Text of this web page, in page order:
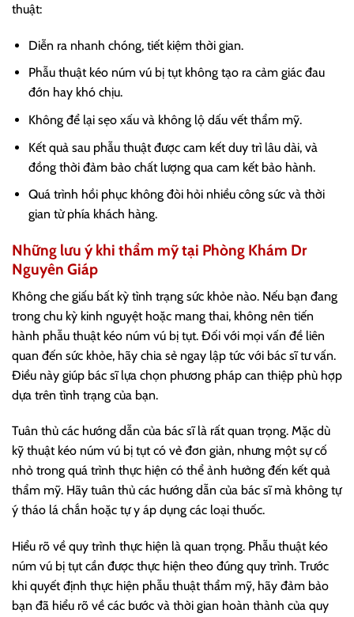
thuật:
Diễn ra nhanh chóng, tiết kiệm thời gian.
Phẫu thuật kéo núm vú bị tụt không tạo ra cảm giác đau
đớn hay khó chịu.
Không để lại sẹo xấu và không lộ dấu vết thẩm mỹ.
Kết quả sau phẫu thuật được cam kết duy trì lâu dài, và
đồng thời đảm bảo chất lượng qua cam kết bảo hành.
Quá trình hồi phục không đòi hỏi nhiều công sức và thời
gian từ phía khách hàng.
Những lưu ý khi thẩm mỹ tại Phòng Khám Dr
Nguyên Giáp
Không che giấu bất kỳ tình trạng sức khỏe nào. Nếu bạn đang
trong chu kỳ kinh nguyệt hoặc mang thai, không nên tiến
hành phẫu thuật kéo núm vú bị tụt. Đối với mọi vấn đề liên
quan đến sức khỏe, hãy chia sẻ ngay lập tức với bác sĩ tư vấn.
Điều này giúp bác sĩ lựa chọn phương pháp can thiệp phù hợp
dựa trên tình trạng của bạn.
Tuân thủ các hướng dẫn của bác sĩ là rất quan trọng. Mặc dù
kỹ thuật kéo núm vú bị tụt có vẻ đơn giản, nhưng một sự cố
nhỏ trong quá trình thực hiện có thể ảnh hưởng đến kết quả
thẩm mỹ. Hãy tuân thủ các hướng dẫn của bác sĩ mà không tự
ý tháo lá chắn hoặc tự y áp dụng các loại thuốc.
Hiểu rõ về quy trình thực hiện là quan trọng. Phẫu thuật kéo
núm vú bị tụt cần được thực hiện theo đúng quy trình. Trước
khi quyết định thực hiện phẫu thuật thẩm mỹ, hãy đảm bảo
bạn đã hiểu rõ về các bước và thời gian hoàn thành của quy